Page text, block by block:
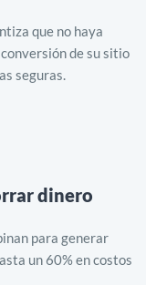
que no haya
de su sitio
seguras.
dinero
para generar
un 60% en costos